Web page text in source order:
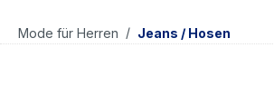
Mode für Herren / Jeans / Hosen